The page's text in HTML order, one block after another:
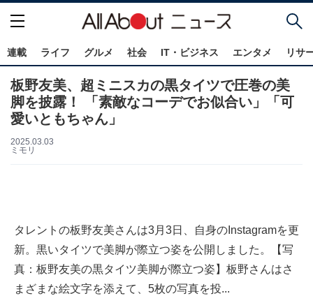
連載 ライフ グルメ 社会 IT・ビジネス エンタメ リサ
板野友美、超ミニスカの黒タイツで圧巻の美
脚を披露！ 「素敵なコーデでお似合い」「可
愛いともちゃん」
2025.03.03
ミモリ
タレントの板野友美さんは3月3日、自身のInstagramを更
新。黒いタイツで美脚が際立つ姿を公開しました。【写
真：板野友美の黒タイツ美脚が際立つ姿】板野さんはさ
まざまな絵文字を添えて、5枚の写真を投...